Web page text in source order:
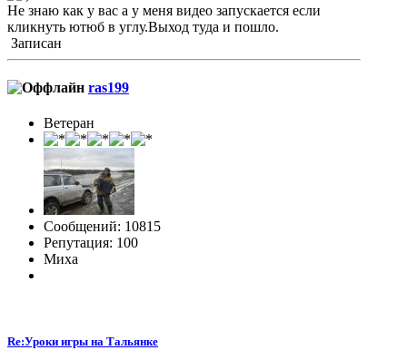
Не знаю как у вас а у меня видео запускается если
кликнуть ютюб в углу.Выход туда и пошло.
Записан
ras199
Ветеран
Сообщений: 10815
Репутация: 100
Миха
Re:Уроки игры на Тальянке